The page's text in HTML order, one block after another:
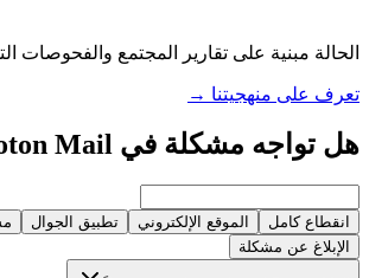
الحالة مبنية على تقارير المجتمع والفحوصات
تعرف على منهجيتنا →
هل تواجه مشكلة في Proton Mail؟
انقطاع كامل الموقع الإلكتروني تطبيق الجوال
الإبلاغ عن مشكلة